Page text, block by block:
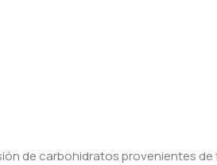
de carbohidratos provenientes